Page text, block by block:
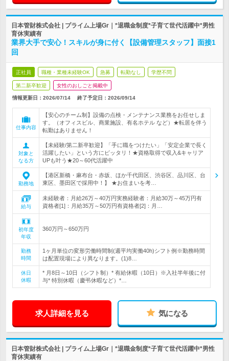
日本管財株式会社 | プライム上場Gr｜*退職金制度*子育て世代活躍中*男性
育休実績有
業界大手で安心！スキルが身に付く【設備管理スタッフ】面接1
回
正社員 職種・業種未経験OK 急募 転勤なし 学歴不問
第二新卒歓迎 女性のおしごと掲載中
情報更新日：2026/07/14 終了予定日： 2026/09/14
仕事内容
【安心のチーム制】設備の点検・メンテナンス業務をお任せしま
す。（オフィスビル、商業施設、有名ホテル など）★転居を伴う
転勤はありません！
対象と
なる方
【未経験/第二新卒歓迎】「手に職をつけたい」「安定企業で長く
活躍したい」という方にピッタリ！★資格取得で収入&キャリア
UPも叶う★20～60代活躍中
勤務地
【港区新橋・麻布台・赤坂、ほか千代田区、渋谷区、品川区、台
東区、墨田区で採用中！】 ★お住まいを考…
給与
未経験者：月給26万～40万円実務経験者：月給30万～45万円有
資格者[1]：月給35万～50万円有資格者[2]：月…
初年度
年収
360万円～650万円
勤務
時間
1ヶ月単位の変形労働時間制(週平均実働40h)シフト例※勤務時間
は配置現場により異なります。(1)8…
休日
休暇
* 月8日～10日（シフト制）* 有給休暇（10日）※入社半年後に付
与* 特別休暇（慶弔休暇など）*…
求人詳細を見る 気になる
日本管財株式会社 | プライム上場Gr｜*退職金制度*子育て世代活躍中*男性
育休実績有